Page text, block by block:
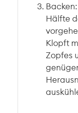
Hälfte
Klopft
Zopfes